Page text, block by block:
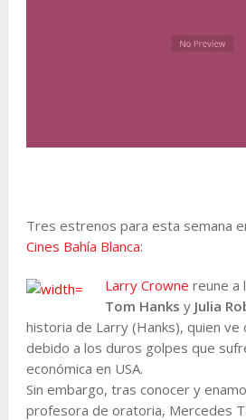
Tres estrenos para esta semana
Cines Bahía Blanca:
Larry Crowne reune a
Tom Hanks y Julia
historia de Larry (Hanks), quien ve
debido a los duros golpes que
económica en USA.
Sin embargo, tras conocer y
profesora de oratoria, Mercedes